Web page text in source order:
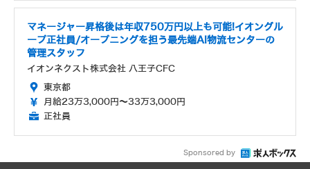
マネージャー昇格後は年収750万円以上も可能!イオングル
ープ正社員/オープニングを担う最先端AI物流センターの
管理スタッフ
イオンネクスト株式会社 八王子CFC
東京都
月給23万3,000円～33万3,000円
正社員
Sponsored by